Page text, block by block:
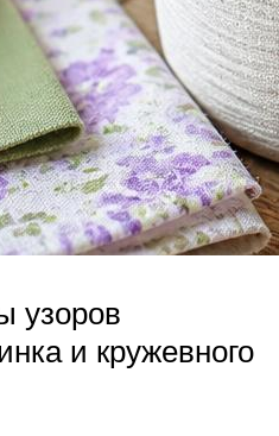
узоров
и кружевного